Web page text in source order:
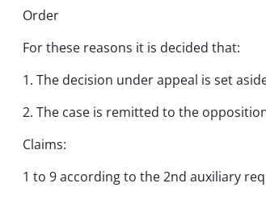
Order
For these reasons it is decided that:
1. The decision under appeal is set
2. The case is remitted to the
Claims:
1 to 9 according to the 2nd auxiliary